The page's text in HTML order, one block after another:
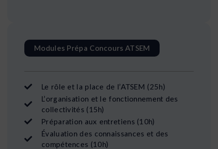
Modules Prépa Concours ATSEM
Le rôle et la place de l’ATSEM (25h)
L’organisation et le fonctionnement des
collectivités (15h)
Préparation aux entretiens (10h)
Évaluation des connaissances et des
compétences (10h)